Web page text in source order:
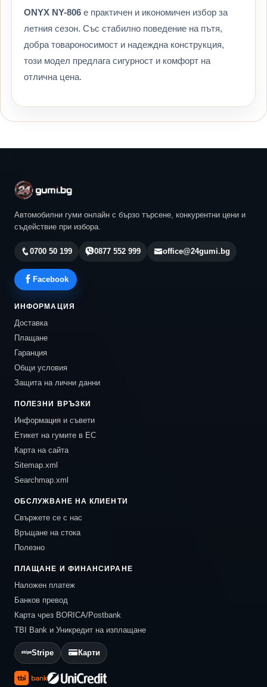
ONYX NY-806 е практичен и икономичен избор за
летния сезон. Със стабилно поведение на пътя,
добра товароносимост и надеждна конструкция,
този модел предлага сигурност и комфорт на
отлична цена.
Автомобилни гуми онлайн с бързо търсене, конкурентни цени и
съдействие при избора.
0700 50 199 0877 552 999 office@24gumi.bg
Facebook
ИНФОРМАЦИЯ
Доставка
Плащане
Гаранция
Общи условия
Защита на лични данни
ПОЛЕЗНИ ВРЪЗКИ
Информация и съвети
Етикет на гумите в ЕС
Карта на сайта
Sitemap.xml
Searchmap.xml
ОБСЛУЖВАНЕ НА КЛИЕНТИ
Свържете се с нас
Връщане на стока
Полезно
ПЛАЩАНЕ И ФИНАНСИРАНЕ
Наложен платеж
Банков превод
Карта чрез BORICA/Postbank
TBI Bank и Уникредит на изплащане
Stripe Карти